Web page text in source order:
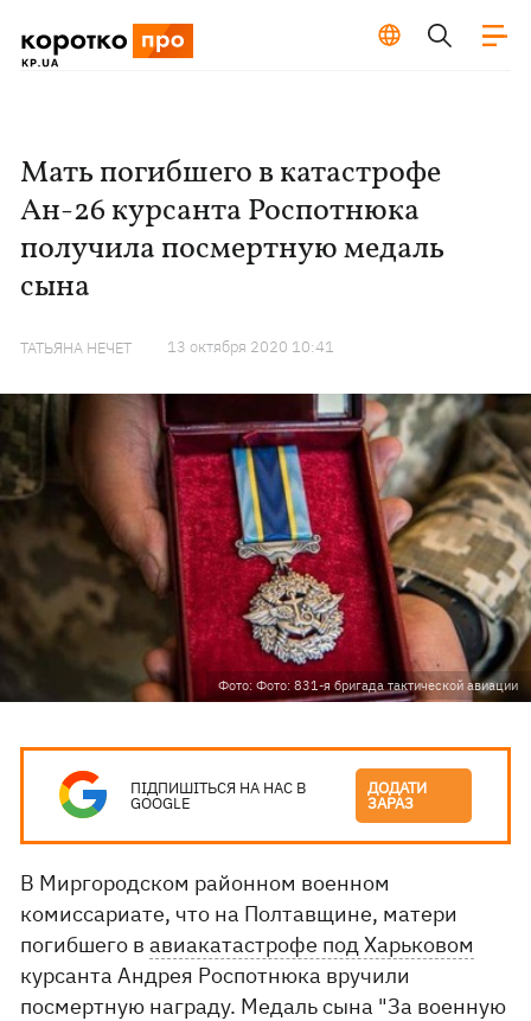
Мать погибшего в катастрофе
Ан-26 курсанта Роспотнюка
получила посмертную медаль
сына
ТАТЬЯНА НЕЧЕТ 13 октября 2020 10:41
Фото: Фото: 831-я бригада тактической авиации
ПІДПИШІТЬСЯ НА НАС В
GOOGLE
ДОДАТИ
ЗАРАЗ
В Миргородском районном военном
комиссариате, что на Полтавщине, матери
погибшего вавиакатастрофе под Харьковом
курсанта Андрея Роспотнюка вручили
посмертную награду. Медаль сына "За военную